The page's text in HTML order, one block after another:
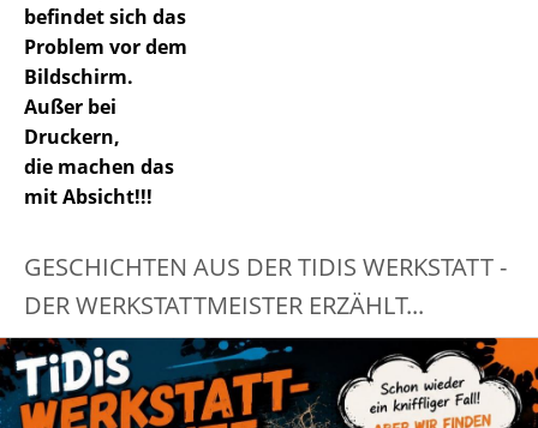
befindet sich das
Problem vor dem
Bildschirm.
Außer bei
Druckern,
die machen das
mit Absicht!!!
GESCHICHTEN AUS DER TIDIS WERKSTATT -
DER WERKSTATTMEISTER ERZÄHLT...